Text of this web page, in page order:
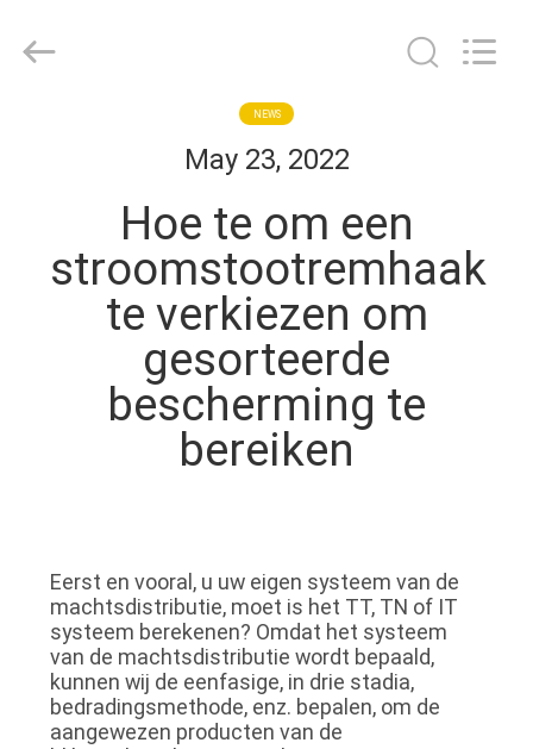
PRODUCTEN
ONGEVEER
FABRIEKSREIS
KWALITEITSCONTROLE
ONS
NIEUWS
VERZOEK
Technology
NEWS
May 23, 2022
Hoe te om een
stroomstootremhaak
te verkiezen om
gesorteerde
bescherming te
bereiken
Eerst en vooral, u uw eigen systeem van de
machtsdistributie, moet is het TT, TN of IT
systeem berekenen? Omdat het systeem
van de machtsdistributie wordt bepaald,
kunnen wij de eenfasige, in drie stadia,
bedradingsmethode, enz. bepalen, om de
aangewezen producten van de